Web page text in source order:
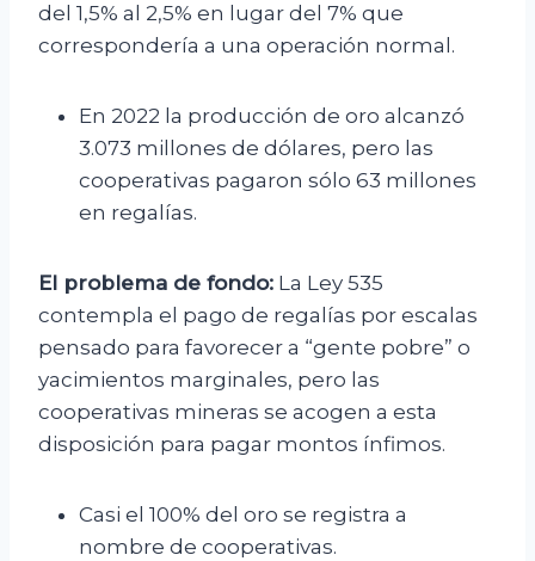
del 1,5% al 2,5% en lugar del 7% que
correspondería a una operación normal.
En 2022 la producción de oro alcanzó
3.073 millones de dólares, pero las
cooperativas pagaron sólo 63 millones
en regalías.
El problema de fondo: La Ley 535
contempla el pago de regalías por escalas
pensado para favorecer a “gente pobre” o
yacimientos marginales, pero las
cooperativas mineras se acogen a esta
disposición para pagar montos ínfimos.
Casi el 100% del oro se registra a
nombre de cooperativas.